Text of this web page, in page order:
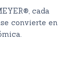
cada
convierte en